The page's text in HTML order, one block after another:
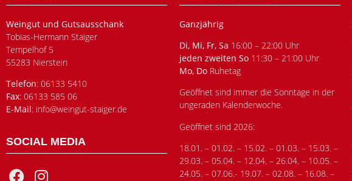
Weingut und Gutsausschank
Tobias-Hermann Staiger
Tempelhof 5
55283 Nierstein
Telefon: 06133 5410
Fax: 06133 585 06
E-Mail: info@weingut-staiger.de
SOCIAL MEDIA
Ganzjährig
Di, Mi, Fr, Sa 16:00 – 22:00 Uhr
jeden zweiten So 11:30 – 21:00 Uhr
Mo, Do Ruhetag
Geöffnet sind immer die Sonntage in der
ungeraden Kalenderwoche.
Geöffnet sind 2026:
18.01. – 01.02. – 15.02. – 01.03. – 15.03. –
29.03. – 05.04. – 12.04. – 26.04. – 10.05. –
24.05. – 07.06.- 19.07. – 02.08. – 16.08. –